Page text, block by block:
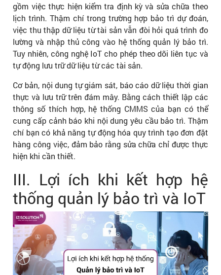
gồm việc thực hiện kiểm tra định kỳ và sửa chữa theo
lịch trình. Thậm chí trong trường hợp bảo trì dự đoán,
việc thu thập dữ liệu từ tài sản vẫn đòi hỏi quá trình đo
lường và nhập thủ công vào hệ thống quản lý bảo trì.
Tuy nhiên, công nghệ IoT cho phép theo dõi liên tục và
tự động lưu trữ dữ liệu từ các tài sản.
Cơ bản, nội dung tự giám sát, báo cáo dữ liệu thời gian
thực và lưu trữ trên đám mây. Bằng cách thiết lập các
thông số thích hợp, hệ thống CMMS của bạn có thể
cung cấp cảnh báo khi nội dung yêu cầu bảo trì. Thậm
chí bạn có khả năng tự động hóa quy trình tạo đơn đặt
hàng công việc, đảm bảo rằng sửa chữa chỉ được thực
hiện khi cần thiết.
III. Lợi ích khi kết hợp hệ
thống quản lý bảo trì và IoT